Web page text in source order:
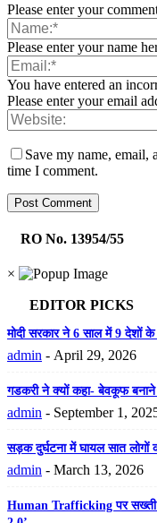
Please enter your
Please enter your name
You have entered an
Please enter your email
Save my name, email,
time I comment.
RO No. 13954/55
×
EDITOR PICKS
मोदी सरकार ने 6 साल में 9 देशों
admin - April 29, 2026
गडकरी ने क्यों कहा- बेवकूफ बनाने
admin - September 1,
सड़क दुर्घटना में घायल सात लोगों
admin - March 13, 2026
Human Trafficking पर सख्ती: